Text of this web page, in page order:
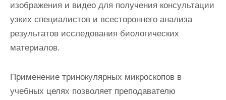
изображения и видео для получения консультации
узких специалистов и всестороннего анализа
результатов исследования биологических
материалов.
Применение тринокулярных микроскопов в
учебных целях позволяет преподавателю